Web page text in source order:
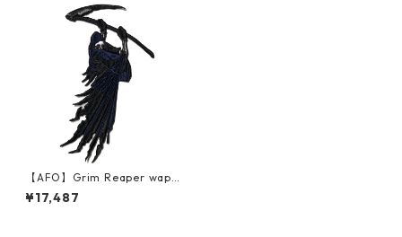
【AFO】Grim Reaper wapp
en【227 x 377mm】LEFT ワ
ッペン 左打ち【ゆうパケット
¥17,487